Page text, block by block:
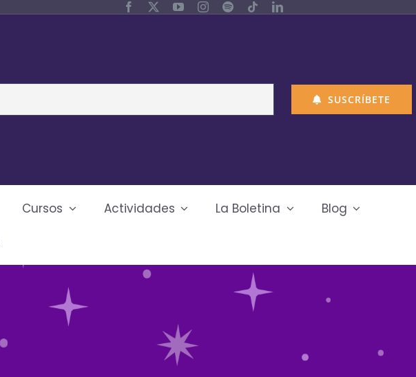
SUSCRÍBETE
Cursos Actividades La Boletina
Blog